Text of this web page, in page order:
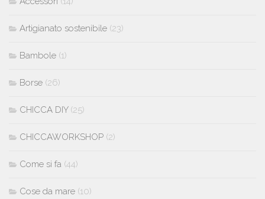
Artigianato sostenibile (23)
Bambole (1)
Borse (26)
CHICCA DIY(25)
CHICCAWORKSHOP (2)
Come si fa (44)
Cose da mare (10)